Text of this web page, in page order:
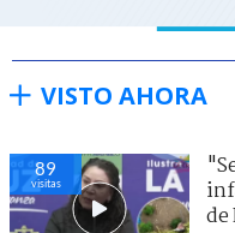
VISTO AHORA
89
visitas
de